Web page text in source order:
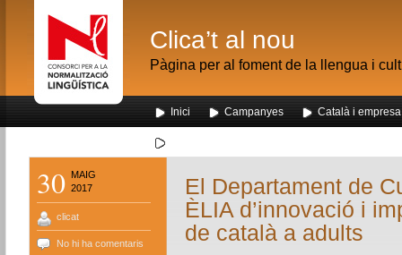
Clica’t al nou
Pàgina per al foment de la llengua i
Inici Campanyes Català i empresa
30
MAIG
2017
clicat
No hi ha comentaris
El Departament de
ÈLIA d’innovació i
de català a adults